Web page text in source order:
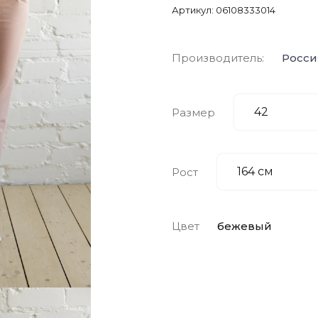
Артикул: 06108333014
Производитель:
Размер
Рост
Цвет бежевый